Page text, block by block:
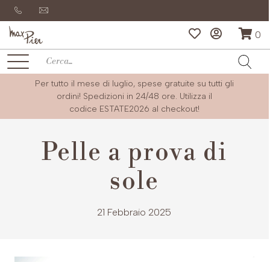
0
Per tutto il mese di luglio, spese gratuite su tutti gli
ordini! Spedizioni in 24/48 ore. Utilizza il
codice ESTATE2026 al checkout!
Pelle a prova di
sole
21 Febbraio 2025